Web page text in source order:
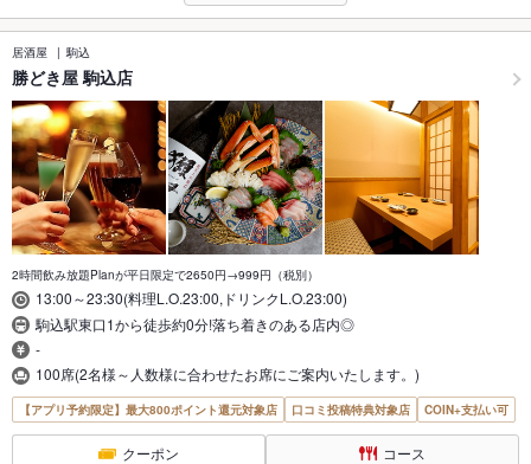
居酒屋 駒込
勝どき屋 駒込店
2時間飲み放題Planが平日限定で2650円→999円（税別）
13:00～23:30(料理L.O.23:00,ドリンクL.O.23:00)
駒込駅東口1から徒歩約0分!落ち着きのある店内◎
-
100席(2名様～人数様に合わせたお席にご案内いたします。)
【アプリ予約限定】最大800ポイント還元対象店 口コミ投稿特典対象店 COIN+支払い可
クーポン コース